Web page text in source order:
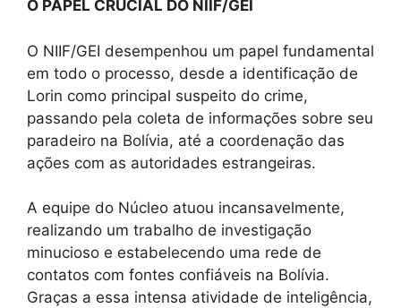
O PAPEL CRUCIAL DO NIIF/GEI
O NIIF/GEI desempenhou um papel fundamental
em todo o processo, desde a identificação de
Lorin como principal suspeito do crime,
passando pela coleta de informações sobre seu
paradeiro na Bolívia, até a coordenação das
ações com as autoridades estrangeiras.
A equipe do Núcleo atuou incansavelmente,
realizando um trabalho de investigação
minucioso e estabelecendo uma rede de
contatos com fontes confiáveis na Bolívia.
Graças a essa intensa atividade de inteligência,